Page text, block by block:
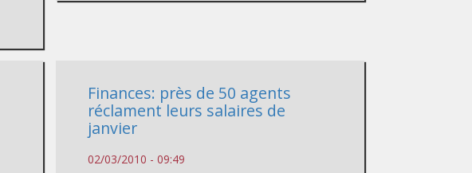
Finances: près de 50 agents
réclament leurs salaires de
janvier
02/03/2010 - 09:49